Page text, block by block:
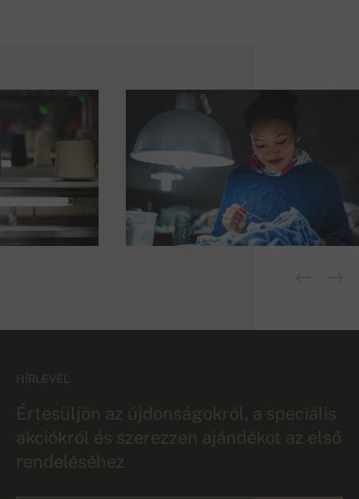
HÍRLEVÉL
Értesüljön az újdonságokról, a speciális
akciókról és szerezzen ajándékot az első
rendeléséhez